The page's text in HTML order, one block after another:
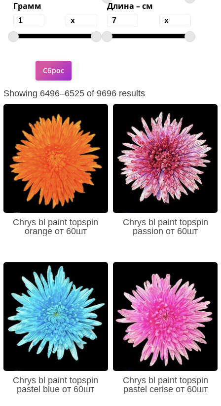
Грамм Длина – см
Showing 6496–6525 of 9696 results
Chrys bl paint topspin
orange от 60шт
Chrys bl paint topspin
passion от 60шт
Chrys bl paint topspin
pastel blue от 60шт
Chrys bl paint topspin
pastel cerise от 60шт